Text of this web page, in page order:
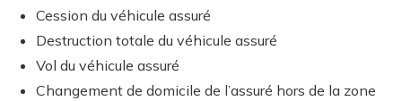
Cession du véhicule assuré
Destruction totale du véhicule assuré
Vol du véhicule assuré
Changement de domicile de l’assuré hors de la zone